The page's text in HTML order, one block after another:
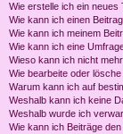
Wie erstelle ich ein neues
Wie kann ich einen
Wie kann ich meinem
Wie kann ich eine
Wieso kann ich nicht
Wie bearbeite oder
Warum kann ich auf
Weshalb kann ich keine
Weshalb wurde ich
Wie kann ich Beiträge